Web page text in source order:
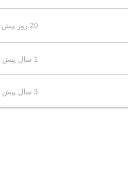
20 روز پیش
1 سال پیش
3 سال پیش